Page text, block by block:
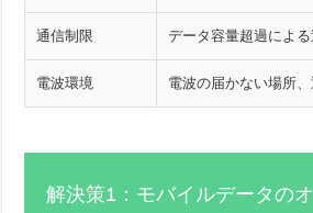
通信制限 データ容量超過によ
電波環境 電波の届かない場所
解決策1：モバイルデータの